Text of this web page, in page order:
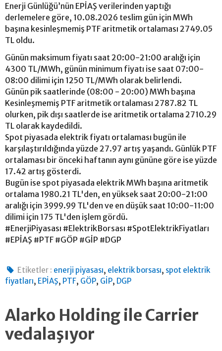
Enerji Günlüğü’nün EPİAŞ verilerinden yaptığı
derlemelere göre, 10.08.2026 teslim gün için MWh
başına kesinleşmemiş PTF aritmetik ortalaması 2749.05
TL oldu.
Günün maksimum fiyatı saat 20:00-21:00 aralığı için
4300 TL/MWh, günün minimum fiyatı ise saat 07:00-
08:00 dilimi için 1250 TL/MWh olarak belirlendi.
Günün pik saatlerinde (08:00 - 20:00) MWh başına
Kesinleşmemiş PTF aritmetik ortalaması 2787.82 TL
olurken, pik dışı saatlerde ise aritmetik ortalama 2710.29
TL olarak kaydedildi.
Spot piyasada elektrik fiyatı ortalaması bugün ile
karşılaştırıldığında yüzde 27.97 artış yaşandı. Günlük PTF
ortalaması bir önceki haftanın aynı gününe göre ise yüzde
17.42 artış gösterdi.
Bugün ise spot piyasada elektrik MWh başına aritmetik
ortalama 1980.21 TL'den, en yüksek saat 20:00-21:00
aralığı için 3999.99 TL'den ve en düşük saat 10:00-11:00
dilimi için 175 TL'den işlem gördü.
#EnerjiPiyasası #ElektrikBorsası #SpotElektrikFiyatları
#EPİAŞ #PTF #GÖP #GİP #DGP
Etiketler : enerji piyasası, elektrik borsası, spot elektrik
fiyatları, EPİAŞ, PTF, GÖP, GİP, DGP
Alarko Holding ile Carrier
vedalaşıyor